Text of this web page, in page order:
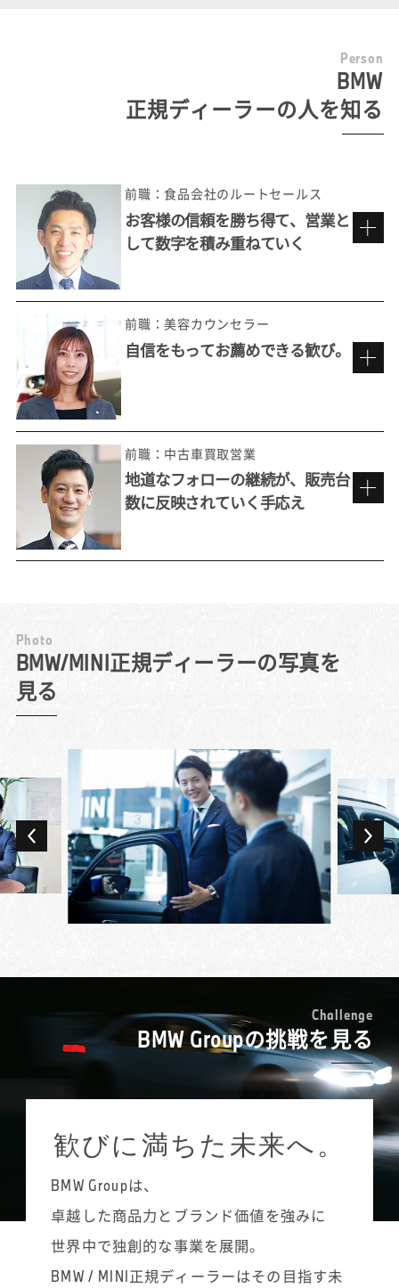
Person
BMW
正規ディーラーの人を知る
前職：食品会社のルートセールス
お客様の信頼を勝ち得て、営業と
して数字を積み重ねていく
多彩なお客様の価値観に触れる楽しさ
『いつかこんな車に乗りたい』と自分が思え
る車を売りたいと考えて選んだのが、BMW正
その独特の「乗り味」。お客様には積極的に
試乗を勧め、ハンドル操作の応答性や安定感
ある走りを体感していただきます。同乗した
車内は貴重な営業の場でもあり、限られた空
間だからこそ打ち解けて話し、ニーズを深堀
りできることも。ドイツ車、ディーゼルエン
ジン、スポーツタイプなどお客様のこだわり
ごとに多様な競合ブランドがある中で、最終
的にBMWを選んでいただけたときの歓びは大
暮らしでは関わる機会のないような方々と、
販売活動を通じてコミュニケーションを深
め、新しい世界を見ることができるのはBMW
というプレミアム・ブランドならではと思っ
ています。
前職：美容カウンセラー
自信をもってお薦めできる歓び。
来店しやすい雰囲気づくりを心がけて。
新人の頃はお客様のご来店があると緊張し
て、こわばった状態で接客していましたが、
それではいつまで経っても関係性が築けない
ことに気づきました。今はフランクに、お客
様が乗られているクルマの気に入っている点
などをお伺いし、話しやすい雰囲気をつくる
らかった」とおっしゃる方も多いのですが、
それは私たちが求めるあり方ではありませ
ん。「女性の営業は少ないので話しやすい」
とおっしゃっていただけることもあるので、
女性ならではの柔らかさを生かし、笑顔を大
ています。特に、お客様と距離が近くなりや
すい試乗中には、積極的に普段のお話を伺う
ようにしています。
また、ご家族で来店された場合は、商品説明
の際も必ず奥様やお子様などご家族全員の目
を見て話すようにし、ご家族皆様にご満足い
ただけるように心掛けています。
前職：中古車買取営業
地道なフォローの継続が、販売台
数に反映されていく手応え
工夫を重ね、お客様との接点を増やす
で販売活動を始め、2年を経て正式に転籍とな
買取との感覚の差は大きく感じましたね。前
職では、ある程度決まった手順で案件を進め
られたのに対し、多様な背景や考え方を持っ
たお客様を理解し、それに合わせた提案が求
められるのがBMWのセールス・コンサルタン
担当するお客様は200名ほど。調子伺いの訪問
やイベントのご紹介、車検・点検のご案内な
ど、できるだけお客様との接点を増やし、地
道なフォローを続けていきます。「こういう
ノベルティグッズはこのお客様の好みに合い
そう」と思えばお届けに伺い、立ち話ついで
に新モデルを紹介させていただいたり。自分
Photo
BMW/MINI正規ディーラーの写真を
見る
Challenge
BMW Groupの挑戦を見る
歓びに満ちた未来へ。
BMW Groupは、
卓越した商品力とブランド価値を強みに
世界中で独創的な事業を展開。
BMW / MINI正規ディーラーはその目指す未